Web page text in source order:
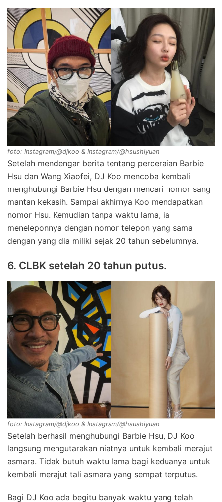
foto: Instagram/@djkoo & Instagram/@hsushiyuan
Setelah mendengar berita tentang perceraian Barbie
Hsu dan Wang Xiaofei, DJ Koo mencoba kembali
menghubungi Barbie Hsu dengan mencari nomor sang
mantan kekasih. Sampai akhirnya Koo mendapatkan
nomor Hsu. Kemudian tanpa waktu lama, ia
meneleponnya dengan nomor telepon yang sama
dengan yang dia miliki sejak 20 tahun sebelumnya.
6. CLBK setelah 20 tahun putus.
foto: Instagram/@djkoo & Instagram/@hsushiyuan
Setelah berhasil menghubungi Barbie Hsu, DJ Koo
langsung mengutarakan niatnya untuk kembali merajut
asmara. Tidak butuh waktu lama bagi keduanya untuk
kembali merajut tali asmara yang sempat terputus.
Bagi DJ Koo ada begitu banyak waktu yang telah